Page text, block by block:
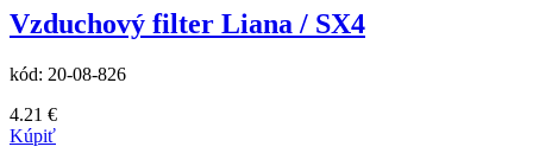
Vzduchový filter Liana / SX4
kód: 20-08-826
4.21 €
Kúpiť